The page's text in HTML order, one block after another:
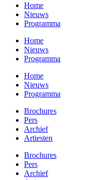
Home
Nieuws
Programma
Home
Nieuws
Programma
Home
Nieuws
Programma
Brochures
Pers
Archief
Artiesten
Brochures
Pers
Archief